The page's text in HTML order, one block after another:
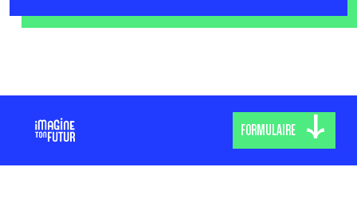
FORMULAIRE